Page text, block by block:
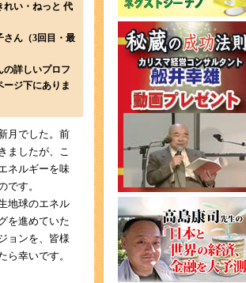
れい・ねっと 代
ん（3回目・最
の詳しいプロフ
ージ下にありま
月でした。前
ましたが、こ
ネルギーを味
です。
地球のエネル
を進めていた
ョンを、皆様
幸いです。